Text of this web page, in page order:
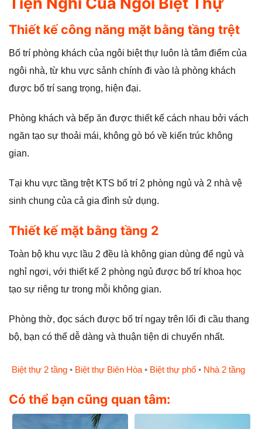
Thiết kế công năng mặt bằng tầng trệt
Bố trí phòng khách của ngôi biệt thự luôn là tâm điểm của
ngôi nhà, từ khu vực sảnh chính đi vào là phòng khách
được bố trí sang trọng, hiện đại.
Phòng khách và bếp ăn được thiết kế cách nhau bởi vách
ngăn tạo sự thoải mái, không gò bó về kiến trúc không
gian.
Tại khu vực tầng trệt KTS bố trí 2 phòng ngủ và 2 nhà vệ
sinh chung của cả gia đình sử dụng.
Thiết kế mặt bằng tầng 2
Toàn bộ khu vực lầu 2 đều là không gian dùng để ngủ và
nghỉ ngơi, với thiết kế 2 phòng ngủ được bố trí khoa học
tạo sự riêng tư trong mỗi không gian.
Phòng thờ, đọc sách được bố trí ngay trên lối đi cầu thang
bộ, bạn có thể dễ dàng và thuận tiện di chuyển nhất.
Biệt thự 2 tầng • Biệt thự Biên Hòa • Biệt thự phố • Nhà 2 tầng
Có thể bạn cũng quan tâm: